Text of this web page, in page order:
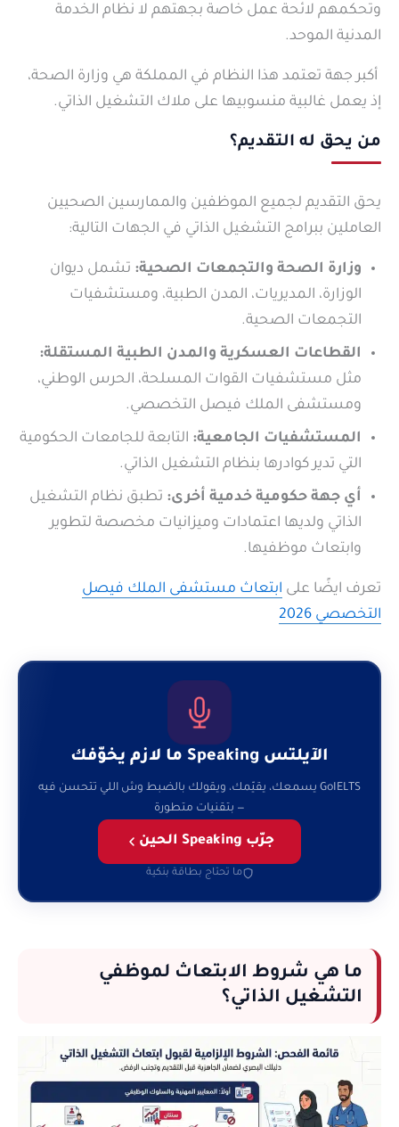
وتحكمهم لائحة عمل خاصة بجهتهم لا نظام الخدمة
المدنية الموحد.
أكبر جهة تعتمد هذا النظام في المملكة هي وزارة الصحة،
إذ يعمل غالبية منسوبيها على ملاك التشغيل الذاتي.
من يحق له التقديم؟
يحق التقديم لجميع الموظفين والممارسين الصحيين
العاملين ببرامج التشغيل الذاتي في الجهات التالية:
وزارة الصحة والتجمعات الصحية: تشمل ديوان
الوزارة، المديريات، المدن الطبية، ومستشفيات
التجمعات الصحية.
القطاعات العسكرية والمدن الطبية المستقلة:
مثل مستشفيات القوات المسلحة، الحرس الوطني،
ومستشفى الملك فيصل التخصصي.
المستشفيات الجامعية: التابعة للجامعات الحكومية
التي تدير كوادرها بنظام التشغيل الذاتي.
أي جهة حكومية خدمية أخرى: تطبق نظام التشغيل
الذاتي ولديها اعتمادات وميزانيات مخصصة لتطوير
وابتعاث موظفيها.
تعرف ايضًا على ابتعاث مستشفى الملك فيصل
التخصصي 2026
الآيلتس Speaking ما لازم يخوّفك
GoIELTS يسمعك، يقيّمك، ويقولك بالضبط وش اللي تتحسن فيه
— بتقنيات متطورة
جرّب Speaking الحين
ما تحتاج بطاقة بنكية
ما هي شروط الابتعاث لموظفي
التشغيل الذاتي؟